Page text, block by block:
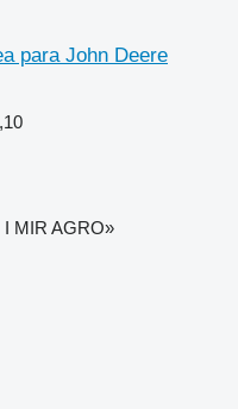
para John Deere
MIR AGRO»